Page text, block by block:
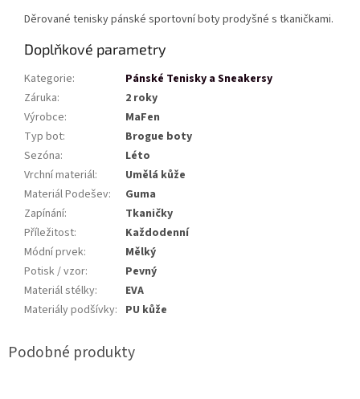
Děrované tenisky pánské sportovní boty prodyšné s tkaničkami.
Doplňkové parametry
Kategorie:
Pánské Tenisky a Sneakersy
Záruka:
2 roky
Výrobce:
MaFen
Typ bot:
Brogue boty
Sezóna:
Léto
Vrchní materiál:
Umělá kůže
Materiál Podešev:
Guma
Zapínání:
Tkaničky
Příležitost:
Každodenní
Módní prvek:
Mělký
Potisk / vzor:
Pevný
Materiál stélky:
EVA
Materiály podšívky: PU kůže